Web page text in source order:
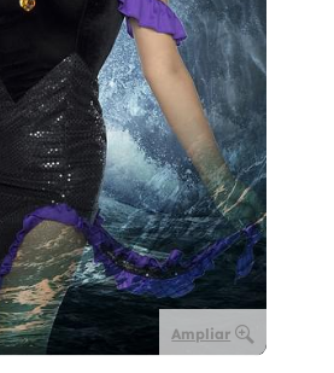
Ampliar